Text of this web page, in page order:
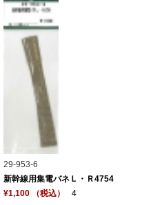
29-953-6
新幹線用集電バネＬ・Ｒ4754
¥1,100 （税込）
4